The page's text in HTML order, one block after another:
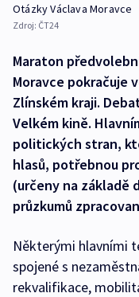
Otázky Václava Moravce
Zdroj: ČT24
Maraton
Moravce pokračuje
Zlínském kraji.
Velkém kině.
politických stran,
hlasů, potřebnou
(určeny na základě
průzkumů
Některými hlavními
spojené s
rekvalifikace,